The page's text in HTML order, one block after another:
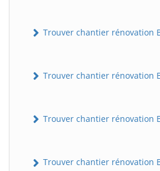
Trouver chantier rénovation
Trouver chantier rénovation
Trouver chantier rénovation
Trouver chantier rénovation